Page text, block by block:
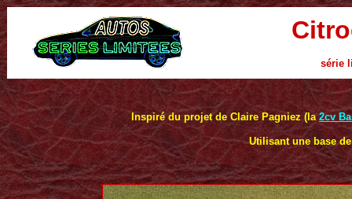
série
Inspiré du projet de Claire Pagniez (la2cv
Utilisant une base